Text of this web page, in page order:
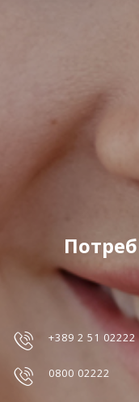
+389 2 51 02222
0800 02222